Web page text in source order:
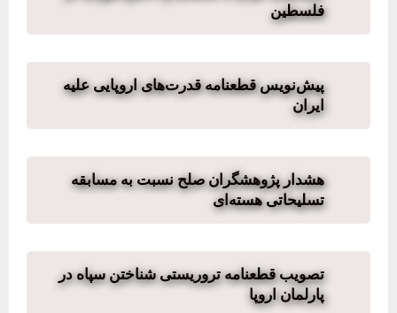
فلسطین
پیش‌نویس قطعنامه قدرت‌های اروپایی علیه
ایران
هشدار پژوهشگران صلح نسبت به مسابقه
تسلیحاتی هسته‌ای
تصویب قطعنامه تروریستی شناختن سپاه در
پارلمان اروپا